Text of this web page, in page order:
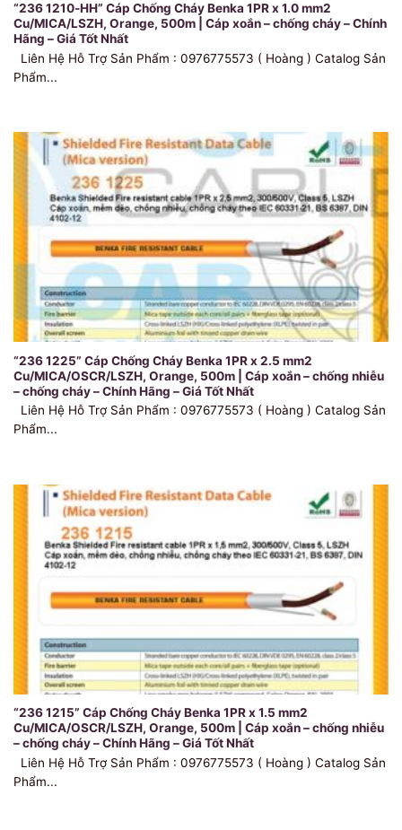
“236 1210-HH” Cáp Chống Cháy Benka 1PR x 1.0 mm2
Cu/MICA/LSZH, Orange, 500m | Cáp xoắn – chống cháy – Chính
Hãng – Giá Tốt Nhất
Liên Hệ Hỗ Trợ Sản Phẩm : 0976775573 ( Hoàng ) Catalog Sản
Phẩm...
“236 1225” Cáp Chống Cháy Benka 1PR x 2.5 mm2
Cu/MICA/OSCR/LSZH, Orange, 500m | Cáp xoắn – chống nhiễu
– chống cháy – Chính Hãng – Giá Tốt Nhất
Liên Hệ Hỗ Trợ Sản Phẩm : 0976775573 ( Hoàng ) Catalog Sản
Phẩm...
“236 1215” Cáp Chống Cháy Benka 1PR x 1.5 mm2
Cu/MICA/OSCR/LSZH, Orange, 500m | Cáp xoắn – chống nhiễu
– chống cháy – Chính Hãng – Giá Tốt Nhất
Liên Hệ Hỗ Trợ Sản Phẩm : 0976775573 ( Hoàng ) Catalog Sản
Phẩm...